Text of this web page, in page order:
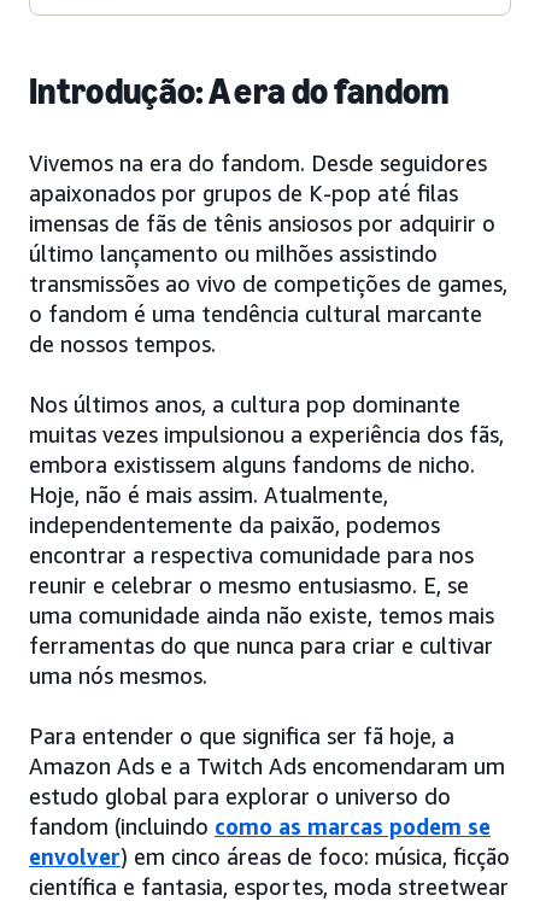
Introdução: A era do fandom
Vivemos na era do fandom. Desde seguidores
apaixonados por grupos de K-pop até filas
imensas de fãs de tênis ansiosos por adquirir o
último lançamento ou milhões assistindo
transmissões ao vivo de competições de games,
o fandom é uma tendência cultural marcante
de nossos tempos.
Nos últimos anos, a cultura pop dominante
muitas vezes impulsionou a experiência dos fãs,
embora existissem alguns fandoms de nicho.
Hoje, não é mais assim. Atualmente,
independentemente da paixão, podemos
encontrar a respectiva comunidade para nos
reunir e celebrar o mesmo entusiasmo. E, se
uma comunidade ainda não existe, temos mais
ferramentas do que nunca para criar e cultivar
uma nós mesmos.
Para entender o que significa ser fã hoje, a
Amazon Ads e a Twitch Ads encomendaram um
estudo global para explorar o universo do
fandom (incluindo como as marcas podem se
envolver) em cinco áreas de foco: música, ficção
científica e fantasia, esportes, moda streetwear